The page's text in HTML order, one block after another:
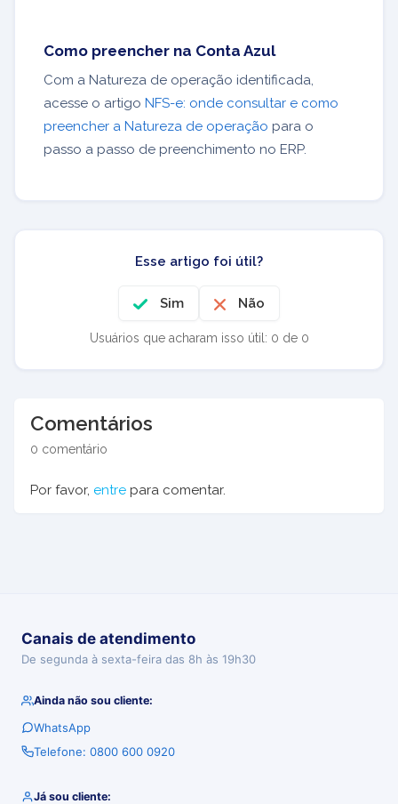
Como preencher na Conta Azul
Com a Natureza de operação identificada,
acesse o artigo NFS-e: onde consultar e como
preencher a Natureza de operação para o
passo a passo de preenchimento no ERP.
Esse artigo foi útil?
Sim Não
Usuários que acharam isso útil: 0 de 0
Comentários
0 comentário
Por favor, entre para comentar.
Canais de atendimento
De segunda à sexta-feira das 8h às 19h30
Ainda não sou cliente:
WhatsApp
Telefone: 0800 600 0920
Já sou cliente: